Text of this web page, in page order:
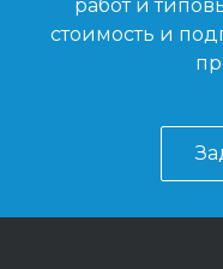
работ и
стоимость и